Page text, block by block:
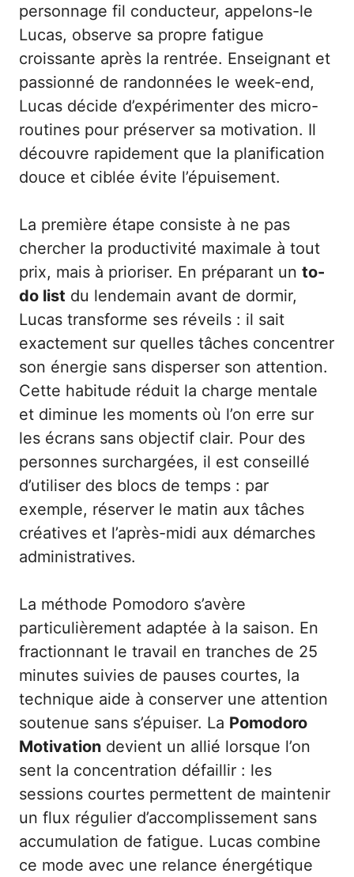
personnage fil conducteur, appelons-le
Lucas, observe sa propre fatigue
croissante après la rentrée. Enseignant et
passionné de randonnées le week-end,
Lucas décide d’expérimenter des micro-
routines pour préserver sa motivation. Il
découvre rapidement que la planification
douce et ciblée évite l’épuisement.
La première étape consiste à ne pas
chercher la productivité maximale à tout
prix, mais à prioriser. En préparant un to-
do list du lendemain avant de dormir,
Lucas transforme ses réveils : il sait
exactement sur quelles tâches concentrer
son énergie sans disperser son attention.
Cette habitude réduit la charge mentale
et diminue les moments où l’on erre sur
les écrans sans objectif clair. Pour des
personnes surchargées, il est conseillé
d’utiliser des blocs de temps : par
exemple, réserver le matin aux tâches
créatives et l’après-midi aux démarches
administratives.
La méthode Pomodoro s’avère
particulièrement adaptée à la saison. En
fractionnant le travail en tranches de 25
minutes suivies de pauses courtes, la
technique aide à conserver une attention
soutenue sans s’épuiser. La Pomodoro
Motivation devient un allié lorsque l’on
sent la concentration défaillir : les
sessions courtes permettent de maintenir
un flux régulier d’accomplissement sans
accumulation de fatigue. Lucas combine
ce mode avec une relance énergétique